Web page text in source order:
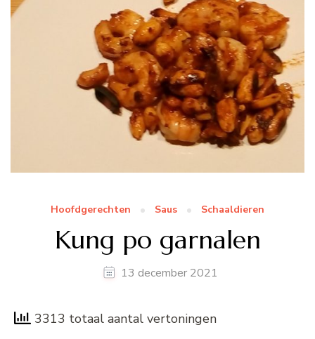
Hoofdgerechten Saus Schaaldieren
Kung po garnalen
13 december 2021
3313 totaal aantal vertoningen